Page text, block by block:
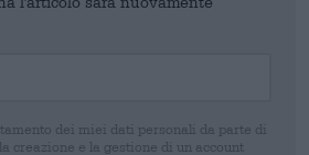
dei miei dati personali da parte di
creazione e la gestione di un account